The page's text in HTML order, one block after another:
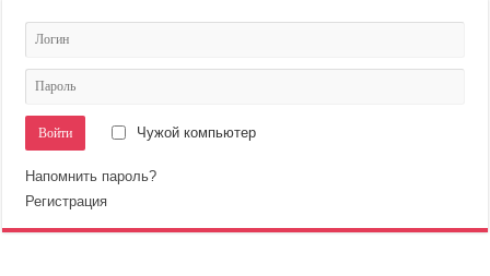
Чужой компьютер
Напомнить пароль?
Регистрация